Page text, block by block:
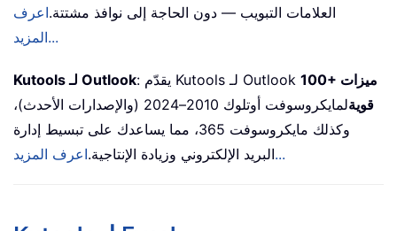
العلامات التبويب — دون الحاجة إلى نوافذ مشتتة.اعرف
المزيد...
Kutools لـ Outlook : يقدّم Kutools لـ Outlook 100+ ميزات
قوية
لمايكروسوفت أوتلوك 2010–2024 (والإصدارات الأحدث)،
وكذلك مايكروسوفت 365، مما يساعدك على تبسيط إدارة
البريد الإلكتروني وزيادة الإنتاجية.اعرف المزيد...